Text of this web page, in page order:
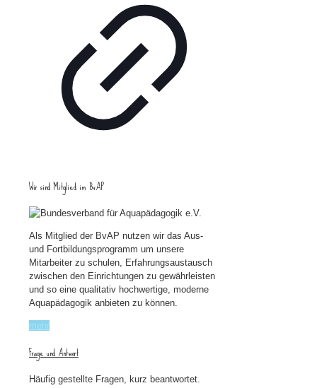
Wir sind Mitglied im BvAP
Als Mitglied der BvAP nutzen wir das Aus-
und Fortbildungsprogramm um unsere
Mitarbeiter zu schulen, Erfahrungsaustausch
zwischen den Einrichtungen zu gewährleisten
und so eine qualitativ hochwertige, moderne
Aquapädagogik anbieten zu können.
Frage und Antwort
Häufig gestellte Fragen, kurz beantwortet.